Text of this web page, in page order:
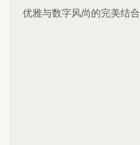
优雅与数字风尚的完美结合